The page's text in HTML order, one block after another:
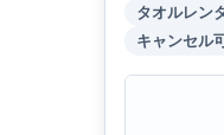
タオルレン
キャンセル